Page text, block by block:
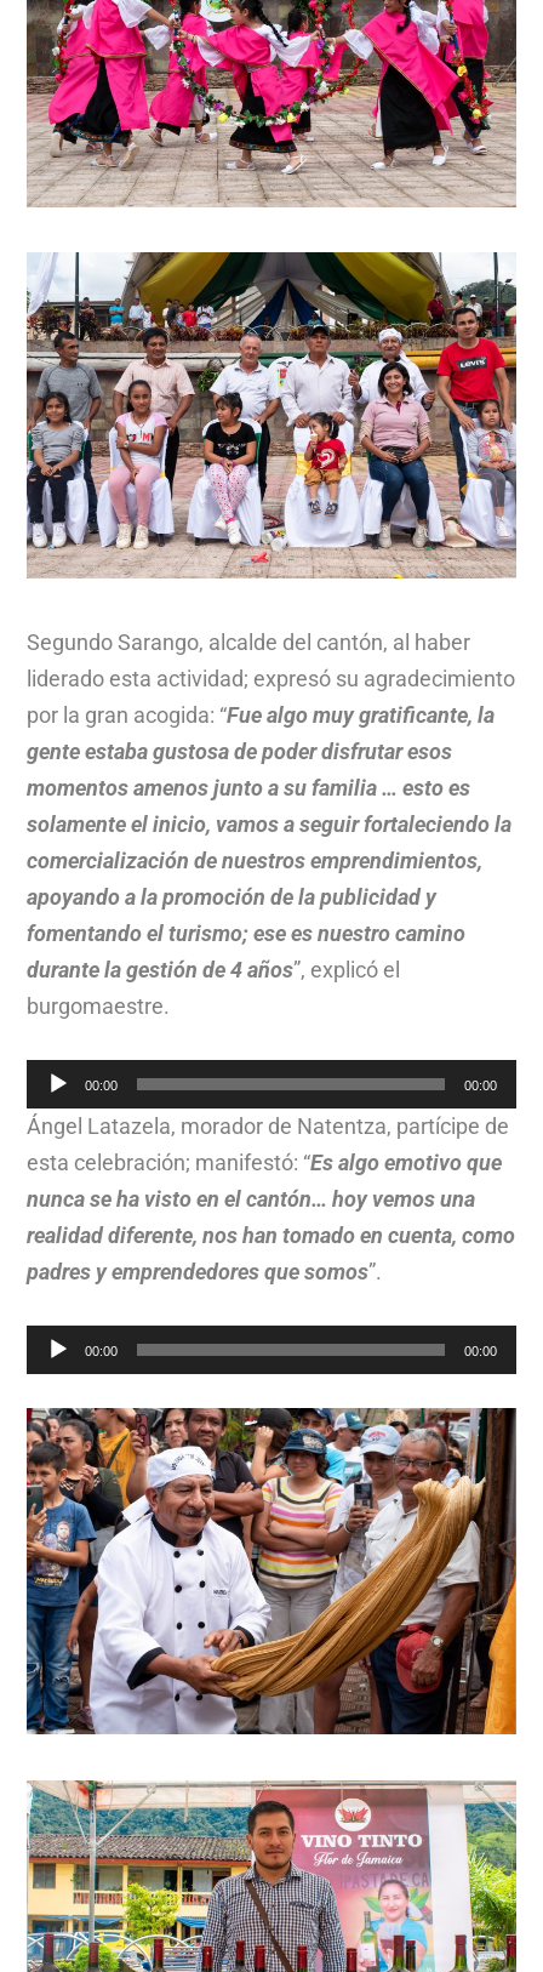
Segundo Sarango, alcalde del cantón, al haber
liderado esta actividad; expresó su agradecimiento
por la gran acogida: “Fue algo muy gratificante, la
gente estaba gustosa de poder disfrutar esos
momentos amenos junto a su familia … esto es
solamente el inicio, vamos a seguir fortaleciendo la
comercialización de nuestros emprendimientos,
apoyando a la promoción de la publicidad y
fomentando el turismo; ese es nuestro camino
durante la gestión de 4 años”, explicó el
burgomaestre.
Reproductor
de
00:00 00:00
Ángel Latazela, morador de Natentza, partícipe de
esta celebración; manifestó: “Es algo emotivo que
nunca se ha visto en el cantón… hoy vemos una
realidad diferente, nos han tomado en cuenta, como
padres y emprendedores que somos”.
Reproductor
de
audio
00:00 00:00